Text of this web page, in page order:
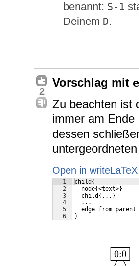
benannt: S-1
Deinem D.
2
Vorschlag mit
Zu beachten ist
immer am Ende
dessen
untergeordneten
Open in writeLaTeX
1
2
3
4
5
6
child{
  node{<text>}
  child{...}
  ...
edge from parent
}